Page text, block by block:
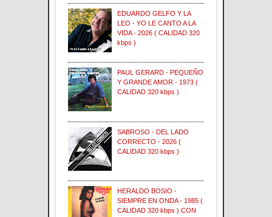
EDUARDO GELFO Y LA
LEO - YO LE CANTO A LA
VIDA - 2026 ( CALIDAD 320
kbps )
PAUL GERARD - PEQUEÑO
Y GRANDE AMOR - 1973 (
CALIDAD 320 kbps )
SABROSO - DEL LADO
CORRECTO - 2026 (
CALIDAD 320 kbps )
HERALDO BOSIO -
SIEMPRE EN ONDA - 1985 (
CALIDAD 320 kbps ) CON